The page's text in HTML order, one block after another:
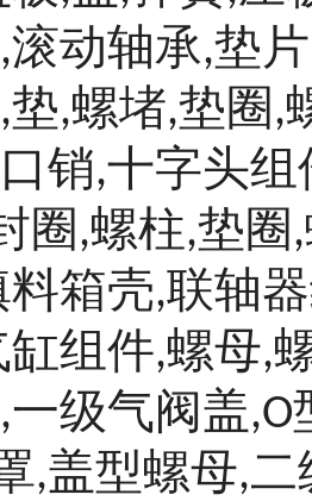
,滚动轴承,垫片
,垫,螺堵,垫圈 ,
销,十字头组
圈 ,螺柱,垫圈 ,
料箱壳,联轴
缸组件,螺母,
,一级气阀盖,O
,盖型螺母,二